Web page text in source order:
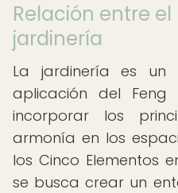
Relación entre el
jardinería
La jardinería es
aplicación del Feng
incorporar los
armonía en los
los Cinco Elementos
se busca crear un